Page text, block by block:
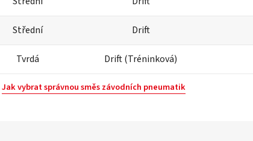
Střední Drift
Tvrdá Drift (Tréninková)
Jak vybrat správnou směs závodních pneumatik